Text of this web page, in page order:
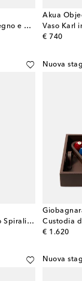
Portaorologi Frank in legno e pelle
Akua
Vaso Karl
€ 740
original
Lente d'ingrandimento Spiralis in argento sterling e conchiglia
Nuova
Custodia
€ 1.620
original
Nuova